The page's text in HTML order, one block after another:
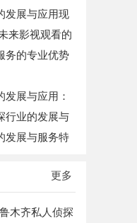
发展与应用现
来影视观看的
务的专业优势
展与应用：
行业的发展与
发展与服务特
更多
木齐私人侦探